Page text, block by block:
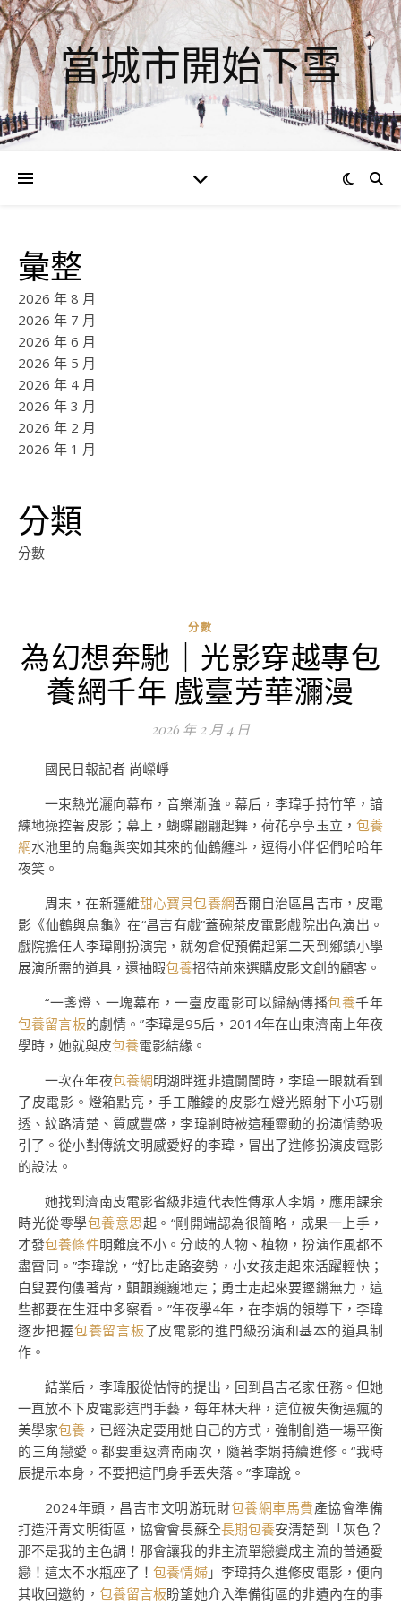
當城市開始下雪
彙整
2026 年 8 月
2026 年 7 月
2026 年 6 月
2026 年 5 月
2026 年 4 月
2026 年 3 月
2026 年 2 月
2026 年 1 月
分類
分數
分數
為幻想奔馳｜光影穿越專包
養網千年 戲臺芳華瀰漫
2026 年 2 月 4 日
國民日報記者 尚嶸崢
一束熱光灑向幕布，音樂漸強。幕后，李瑋手持竹竿，諳
練地操控著皮影；幕上，蝴蝶翩翩起舞，荷花亭亭玉立， 包養
網水池里的烏龜與突如其來的仙鶴纏斗，逗得小伴侶們哈哈年
夜笑。
周末，在新疆維甜心寶貝包養網吾爾自治區昌吉市，皮電
影《仙鶴與烏龜》在“昌吉有戲”蓋碗茶皮電影戲院出色演出。
戲院擔任人李瑋剛扮演完，就匆倉促預備起第二天到鄉鎮小學
展演所需的道具，還抽暇包養招待前來選購皮影文創的顧客。
“一盞燈、一塊幕布，一臺皮電影可以歸納傳播包養千年
包養留言板的劇情。”李瑋是95后，2014年在山東濟南上年夜
學時，她就與皮包養電影結緣。
一次在年夜包養網明湖畔逛非遺闤闠時，李瑋一眼就看到
了皮電影。燈箱點亮，手工雕鏤的皮影在燈光照射下小巧剔
透、紋路清楚、質感豐盛，李瑋剎時被這種靈動的扮演情勢吸
引了。從小對傳統文明感愛好的李瑋，冒出了進修扮演皮電影
的設法。
她找到濟南皮電影省級非遺代表性傳承人李娟，應用課余
時光從零學包養意思起。“剛開端認為很簡略，成果一上手，
才發包養條件明難度不小。分歧的人物、植物，扮演作風都不
盡雷同。”李瑋說，“好比走路姿勢，小女孩走起來活躍輕快；
白叟要佝僂著背，顫顫巍巍地走；勇士走起來要鏗鏘無力，這
些都要在生涯中多察看。”年夜學4年，在李娟的領導下，李瑋
逐步把握包養留言板了皮電影的進門級扮演和基本的道具制
作。
結業后，李瑋服從怙恃的提出，回到昌吉老家任務。但她
一直放不下皮電影這門手藝，每年林天秤，這位被失衡逼瘋的
美學家包養 ，已經決定要用她自己的方式，強制創造一場平衡
的三角戀愛。都要重返濟南兩次，隨著李娟持續進修。“我時
辰提示本身，不要把這門身手丟失落。”李瑋說。
2024年頭，昌吉市文明游玩財包養網車馬費產協會準備
打造汗青文明街區，協會會長蘇全長期包養安清楚到「灰色？
那不是我的主色調！那會讓我的非主流單戀變成主流的普通愛
戀！這太不水瓶座了！包養情婦」李瑋持久進修皮電影，便向
其收回邀約， 包養留言板盼望她介入準備街區的非遺內在的事